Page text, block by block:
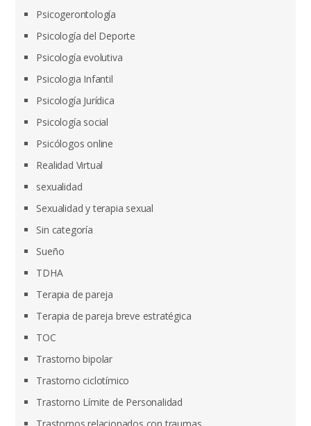
Psicogerontología
Psicología del Deporte
Psicología evolutiva
Psicologia Infantil
Psicología Jurídica
Psicología social
Psicólogos online
Realidad Virtual
sexualidad
Sexualidad y terapia sexual
Sin categoría
Sueño
TDHA
Terapia de pareja
Terapia de pareja breve estratégica
TOC
Trastorno bipolar
Trastorno ciclotímico
Trastorno Límite de Personalidad